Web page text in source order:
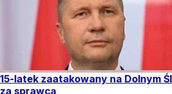
15-latek zaatakowany na Dolnym
za sprawcą